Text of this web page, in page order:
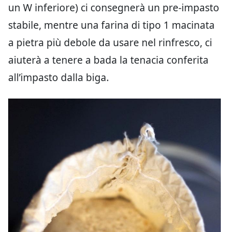
un W inferiore) ci consegnerà un pre-impasto
stabile, mentre una farina di tipo 1 macinata
a pietra più debole da usare nel rinfresco, ci
aiuterà a tenere a bada la tenacia conferita
all’impasto dalla biga.